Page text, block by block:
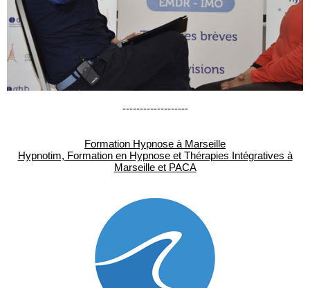
-------------------
Formation Hypnose à Marseille
Hypnotim, Formation en Hypnose et Thérapies Intégratives à
Marseille et PACA